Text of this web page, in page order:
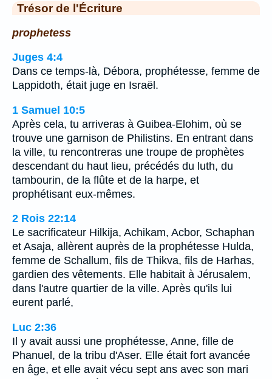
Trésor de l'Écriture
prophetess
Juges 4:4
Dans ce temps-là, Débora, prophétesse, femme de
Lappidoth, était juge en Israël.
1 Samuel 10:5
Après cela, tu arriveras à Guibea-Elohim, où se
trouve une garnison de Philistins. En entrant dans
la ville, tu rencontreras une troupe de prophètes
descendant du haut lieu, précédés du luth, du
tambourin, de la flûte et de la harpe, et
prophétisant eux-mêmes.
2 Rois 22:14
Le sacrificateur Hilkija, Achikam, Acbor, Schaphan
et Asaja, allèrent auprès de la prophétesse Hulda,
femme de Schallum, fils de Thikva, fils de Harhas,
gardien des vêtements. Elle habitait à Jérusalem,
dans l'autre quartier de la ville. Après qu'ils lui
eurent parlé,
Luc 2:36
Il y avait aussi une prophétesse, Anne, fille de
Phanuel, de la tribu d'Aser. Elle était fort avancée
en âge, et elle avait vécu sept ans avec son mari